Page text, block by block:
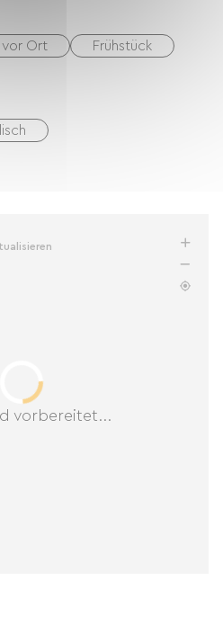
vor Ort Frühstück
vorbereitet...